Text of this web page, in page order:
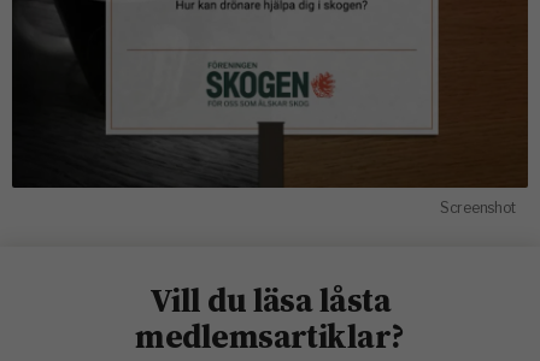
Screenshot
Vill du läsa låsta
medlemsartiklar?